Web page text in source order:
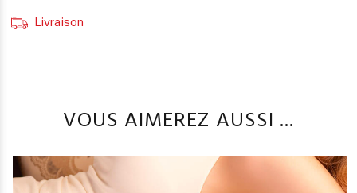
Livraison
VOUS AIMEREZ AUSSI ...